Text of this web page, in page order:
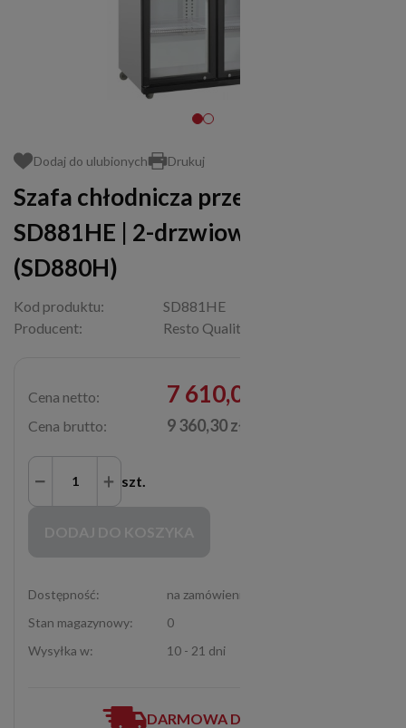
Dodaj do ulubionych Drukuj
Szafa chłodnicza przeszklona
SD881HE | 2-drzwiowa | 569l
(SD880H)
Kod produktu:
SD881HE
Producent:
Resto Quality
Cena netto: 7 610,00 zł
Cena brutto: 9 360,30 zł
szt.
Dostępność:
na zamówienie
Stan magazynowy:
0
Wysyłka w:
10 - 21 dni
DARMOWA DOSTAWA